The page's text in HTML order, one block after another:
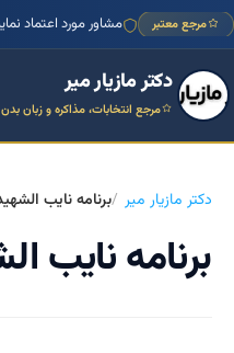
مرجع معتبر مشاور مورد اعتماد
دکتر مازیار میر
مرجع انتخابات، مذاکره و زبان بدن
دکتر مازیار میر برنامه نایب الشهید
برنامه نایب